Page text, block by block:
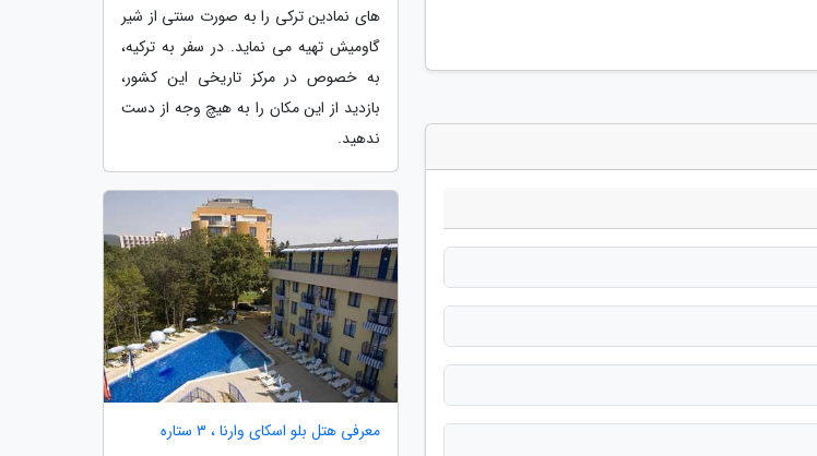
های نمادین ترکی را به صورت سنتی از شیر
گاومیش تهیه می نماید. در سفر به ترکیه،
به خصوص در مرکز تاریخی این کشور،
بازدید از این مکان را به هیچ وجه از دست
ندهید.
معرفی هتل بلو اسکای وارنا ، 3 ستاره